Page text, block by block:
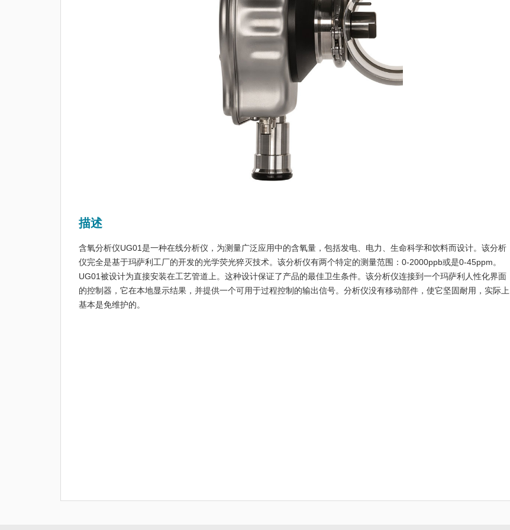
描述
含氧分析仪UG01是一种在线分析仪，为测量广泛应用中的含氧量，包括发电、电力、生命科学和饮料而设计。该分析
仪完全是基于玛萨利工厂的开发的光学荧光猝灭技术。该分析仪有两个特定的测量范围：0-2000ppb或是0-45ppm。
UG01被设计为直接安装在工艺管道上。这种设计保证了产品的最佳卫生条件。该分析仪连接到一个玛萨利人性化界面
的控制器，它在本地显示结果，并提供一个可用于过程控制的输出信号。分析仪没有移动部件，使它坚固耐用，实际上
基本是免维护的。